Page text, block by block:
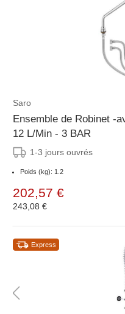
Saro
Ensemble de Robinet -
12 L/Min - 3 BAR
1-3 jours ouvrés
Poids (kg): 1.2
202,57 €
243,08 €
Express